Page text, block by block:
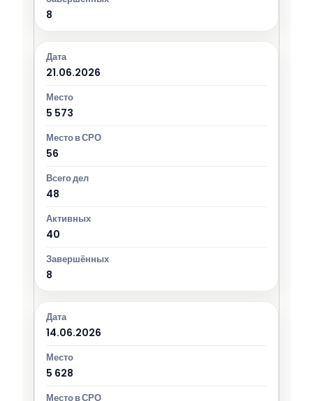
8
21.06.2026
5 573
56
48
40
8
14.06.2026
5 628